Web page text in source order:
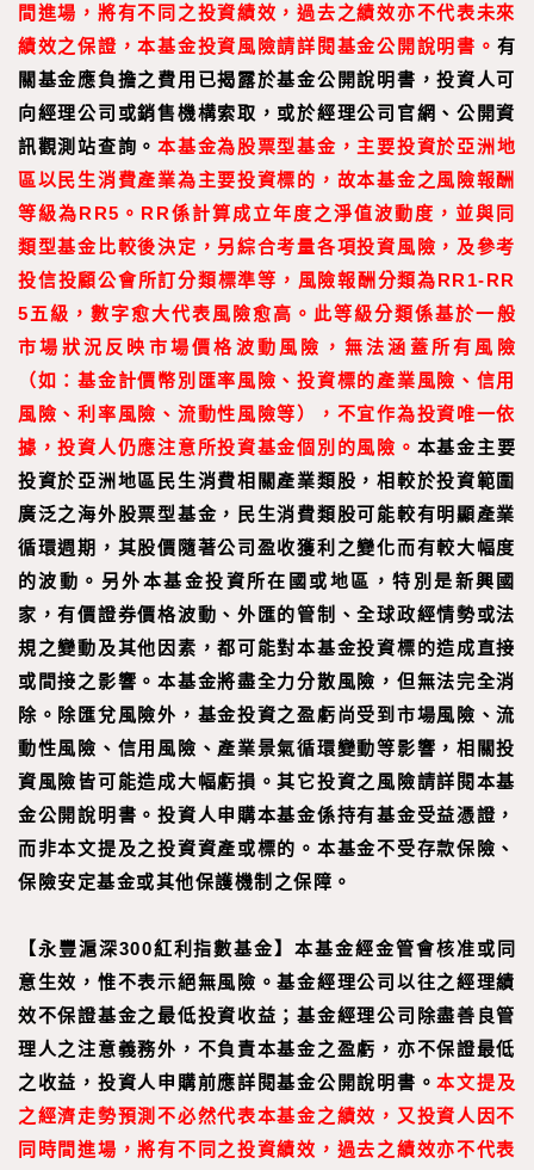
間進場，將有不同之投資績效，過去之績效亦不代表未來
績效之保證，本基金投資風險請詳閱基金公開說明書。 有
關基金應負擔之費用已揭露於基金公開說明書，投資人可
向經理公司或銷售機構索取，或於經理公司官網、公開資
訊觀測站查詢。本基金為股票型基金，主要投資於亞洲地
區以民生消費產業為主要投資標的，故本基金之風險報酬
等級為RR5。RR係計算成立年度之淨值波動度，並與同
類型基金比較後決定，另綜合考量各項投資風險，及參考
投信投顧公會所訂分類標準等，風險報酬分類為RR1-RR
5五級，數字愈大代表風險愈高。此等級分類係基於一般
市場狀況反映市場價格波動風險，無法涵蓋所有風險
（如：基金計價幣別匯率風險、投資標的產業風險、信用
風險、利率風險、流動性風險等），不宜作為投資唯一依
據，投資人仍應注意所投資基金個別的風險。 本基金主要
投資於亞洲地區民生消費相關產業類股，相較於投資範圍
廣泛之海外股票型基金，民生消費類股可能較有明顯產業
循環週期，其股價隨著公司盈收獲利之變化而有較大幅度
的波動。另外本基金投資所在國或地區，特別是新興國
家，有價證券價格波動、外匯的管制、全球政經情勢或法
規之變動及其他因素，都可能對本基金投資標的造成直接
或間接之影響。本基金將盡全力分散風險，但無法完全消
除。除匯兌風險外，基金投資之盈虧尚受到市場風險、流
動性風險、信用風險、產業景氣循環變動等影響，相關投
資風險皆可能造成大幅虧損。其它投資之風險請詳閱本基
金公開說明書。投資人申購本基金係持有基金受益憑證，
而非本文提及之投資資產或標的。本基金不受存款保險、
保險安定基金或其他保護機制之保障。
【永豐滬深300紅利指數基金】本基金經金管會核准或同
意生效，惟不表示絕無風險。基金經理公司以往之經理績
效不保證基金之最低投資收益；基金經理公司除盡善良管
理人之注意義務外，不負責本基金之盈虧，亦不保證最低
之收益，投資人申購前應詳閱基金公開說明書。本文提及
之經濟走勢預測不必然代表本基金之績效，又投資人因不
同時間進場，將有不同之投資績效，過去之績效亦不代表